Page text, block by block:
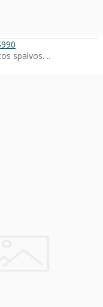
spalvos. ..